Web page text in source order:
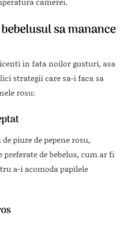
sa manance
in fata noilor gusturi, asa
strategii care sa-i faca sa
rosu:
piure de pepene rosu,
de bebelus, cum ar fi
a-i acomoda papilele